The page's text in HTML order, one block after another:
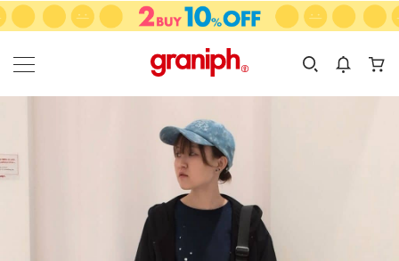
カテゴリーから探す
KIDS
カテゴリ
サイズ